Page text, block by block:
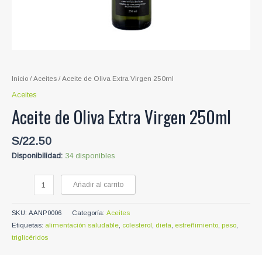
Inicio / Aceites / Aceite de Oliva Extra Virgen 250ml
Aceites
Aceite de Oliva Extra Virgen 250ml
S/22.50
Disponibilidad: 34 disponibles
Oliva
Extra
Virgen
250ml
Añadir al carrito
SKU: AANP0006 Categoría: Aceites
Etiquetas: alimentación saludable colesterol dieta estreñimiento peso
triglicéridos